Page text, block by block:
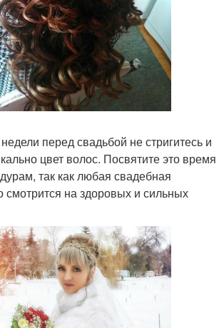
перед свадьбой не стригитесь и
цвет волос. Посвятите это время
так как любая свадебная
смотрится на здоровых и сильных